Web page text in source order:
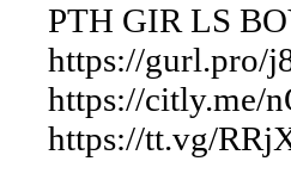
PTH GIR LS
https://gurl.pro/
https://citly.me/
https://tt.vg/